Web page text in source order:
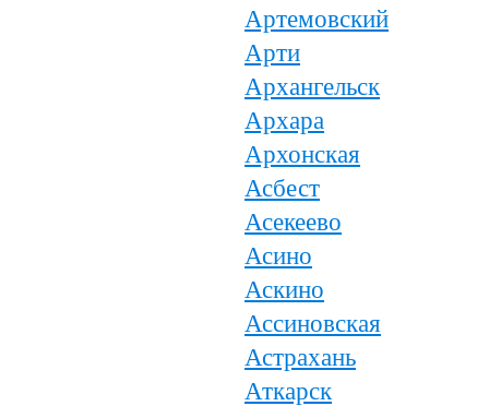
Артемовский
Арти
Архангельск
Архара
Архонская
Асбест
Асекеево
Асино
Аскино
Ассиновская
Астрахань
Аткарск